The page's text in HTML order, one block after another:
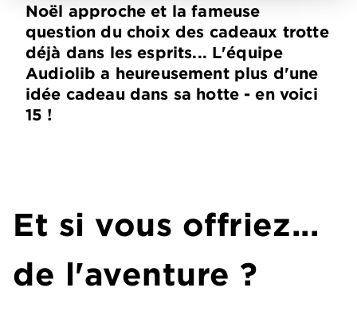
Noël approche et la fameuse
question du choix des cadeaux trotte
déjà dans les esprits... L'équipe
Audiolib a heureusement plus d'une
idée cadeau dans sa hotte - en voici
15 !
Et si vous offriez...
de l'aventure ?